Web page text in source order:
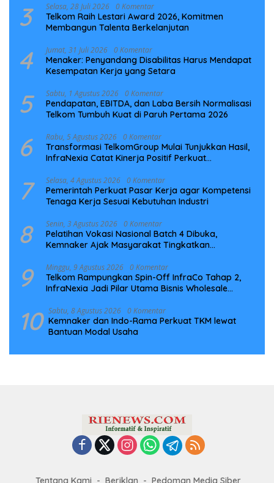
3 Selasa, 28 Juli 2026 0 Komentar
Telkom Raih Lestari Award 2026, Komitmen
Membangun Talenta Berkelanjutan
4 Jumat, 31 Juli 2026 0 Komentar
Menaker: Penyandang Disabilitas Harus Mendapat
Kesempatan Kerja yang Setara
5 Sabtu, 1 Agustus 2026 0 Komentar
Pendapatan, EBITDA, dan Laba Bersih Normalisasi
Telkom Tumbuh Kuat di Paruh Pertama 2026
6 Rabu, 5 Agustus 2026 0 Komentar
Transformasi TelkomGroup Mulai Tunjukkan Hasil,
InfraNexia Catat Kinerja Positif Perkuat
7 Selasa, 4 Agustus 2026 0 Komentar
Pemerintah Perkuat Pasar Kerja agar Kompetensi
Tenaga Kerja Sesuai Kebutuhan Industri
8 Senin, 3 Agustus 2026 0 Komentar
Pelatihan Vokasi Nasional Batch 4 Dibuka,
Kemnaker Ajak Masyarakat Tingkatkan
9 Minggu, 9 Agustus 2026 0 Komentar
Telkom Rampungkan Spin-Off InfraCo Tahap 2,
InfraNexia Jadi Pilar Utama Bisnis Wholesale
10 Sabtu, 8 Agustus 2026 0 Komentar
Kemnaker dan Indo-Rama Perkuat TKM lewat
Bantuan Modal Usaha
Tentang Kami Beriklan Pedoman Media Siber